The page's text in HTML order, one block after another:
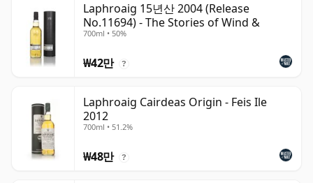
Laphroaig 15년산 2004 (Release
No.11694) - The Stories of Wind &
700ml • 50%
₩42만 ?
Laphroaig Cairdeas Origin - Feis Ile
2012
700ml • 51.2%
₩48만 ?